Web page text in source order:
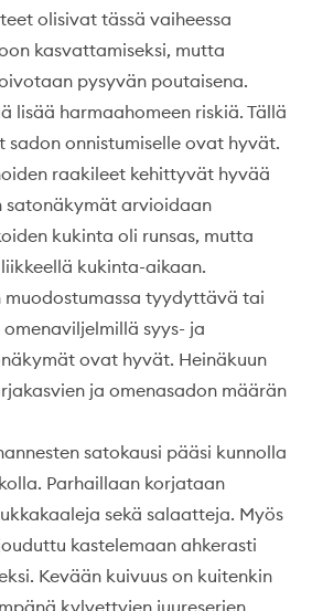
olisivat tässä vaiheessa
kasvattamiseksi, mutta
pysyvän poutaisena.
lisää harmaahomeen riskiä. Tällä
sadon onnistumiselle ovat hyvät.
raakileet kehittyvät hyvää
satonäkymät arvioidaan
kukinta oli runsas, mutta
kukinta-aikaan.
muodostumassa tyydyttävä tai
syys- ja
ovat hyvät. Heinäkuun
ja omenasadon määrän
satokausi pääsi kunnolla
Parhaillaan korjataan
sekä salaatteja. Myös
kastelemaan ahkerasti
Kevään kuivuus on kuitenkin
kylvettyjen juureserien